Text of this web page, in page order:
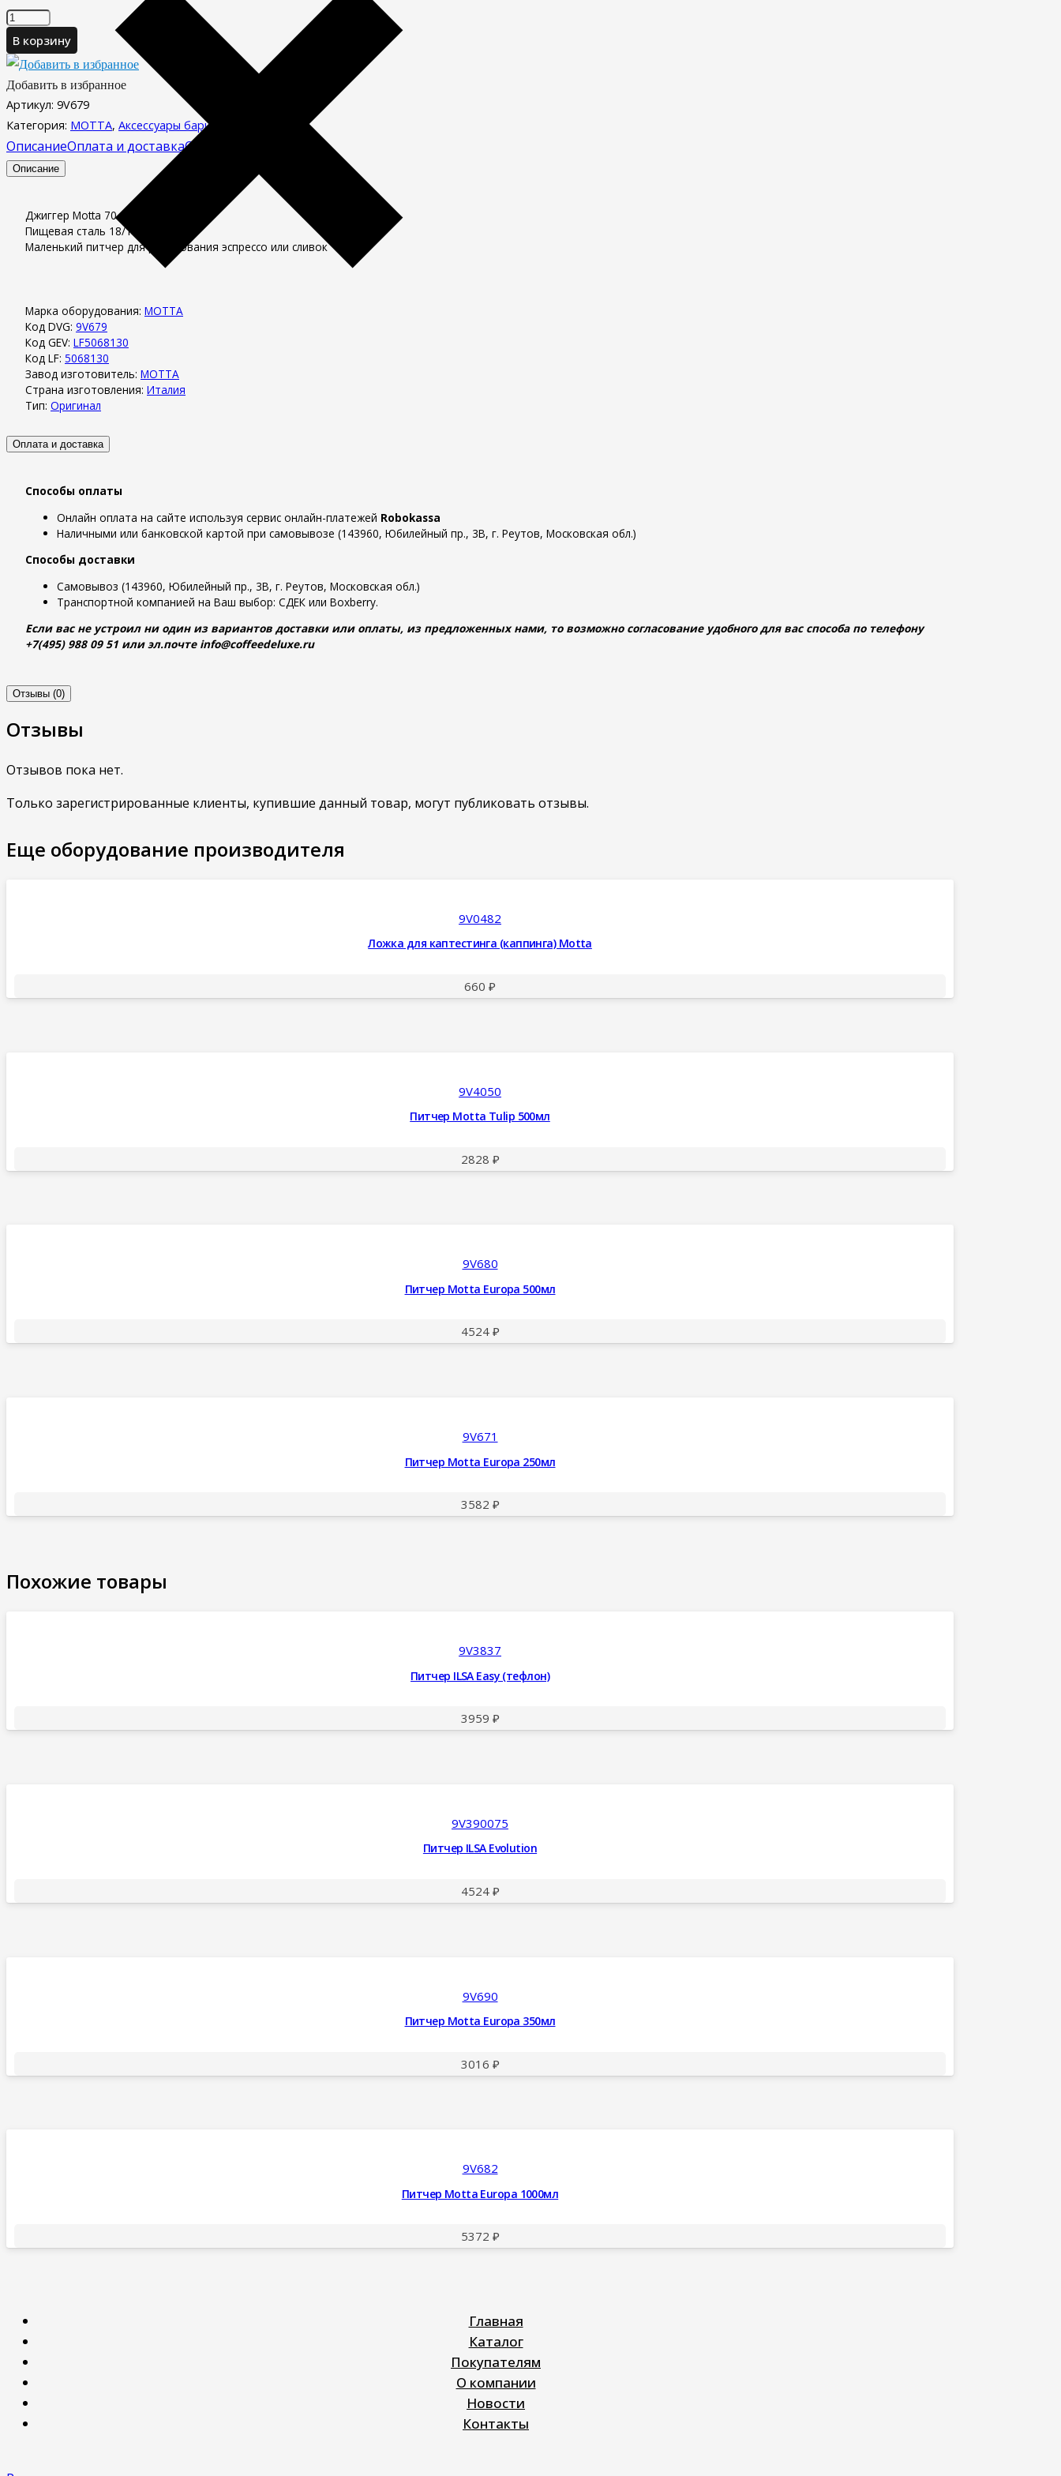
Количество
товара
Джиггер
Motta
jigger
70
мл
В корзину
Добавить в избранное
Артикул: 9V679
Категория: MOTTA, Аксессуары бариста
ОписаниеОплата и доставкаОтзывы (0)
Описание
Джиггер Motta 70 мл
Пищевая сталь 18/10
Маленький питчер для дозирования эспрессо или сливок
Марка оборудования: MOTTA
Код DVG: 9V679
Код GEV: LF5068130
Код LF: 5068130
Завод изготовитель: MOTTA
Страна изготовления: Италия
Тип: Оригинал
Оплата и доставка
Способы оплаты
Онлайн оплата на сайте используя сервис онлайн-платежей Robokassa
Наличными или банковской картой при самовывозе (143960, Юбилейный пр., 3В, г. Реутов, Московская обл.)
Способы доставки
Самовывоз (143960, Юбилейный пр., 3В, г. Реутов, Московская обл.)
Транспортной компанией на Ваш выбор: СДЕК или Boxberry.
Если вас не устроил ни один из вариантов доставки или оплаты, из предложенных нами, то возможно согласование удобного для вас способа по телефону
+7(495) 988 09 51 или эл.почте info@coffeedeluxe.ru
Отзывы (0)
Отзывы
Отзывов пока нет.
Только зарегистрированные клиенты, купившие данный товар, могут публиковать отзывы.
Еще оборудование производителя
9V0482
Ложка для каптестинга (каппинга) Motta
660 ₽
9V4050
Питчер Motta Tulip 500мл
2828 ₽
9V680
Питчер Motta Europa 500мл
4524 ₽
9V671
Питчер Motta Europa 250мл
3582 ₽
Похожие товары
9V3837
Питчер ILSA Easy (тефлон)
3959 ₽
9V390075
Питчер ILSA Evolution
4524 ₽
9V690
Питчер Motta Europa 350мл
3016 ₽
9V682
Питчер Motta Europa 1000мл
5372 ₽
Главная
Каталог
Покупателям
О компании
Новости
Контакты